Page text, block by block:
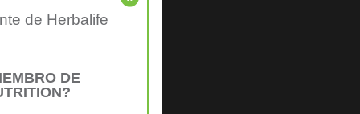
de Herbalife
DE